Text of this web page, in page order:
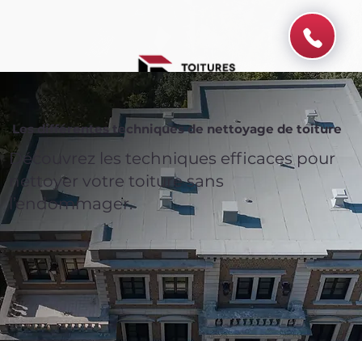
Les différentes techniques de nettoyage de toiture
Découvrez les techniques efficaces pour
nettoyer votre toiture sans
l’endommager.